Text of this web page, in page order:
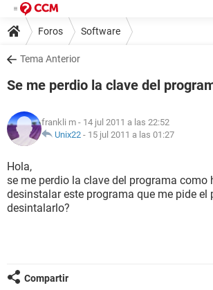
Foros Software
Tema Anterior
Se me perdio la clave del
frankli m - 14 jul 2011 a las 22:52
Unix22 - 15 jul 2011 a las 01:27
Hola,
se me perdio la clave del programa como
desinstalar este programa que me pide el
desintalarlo?
Compartir